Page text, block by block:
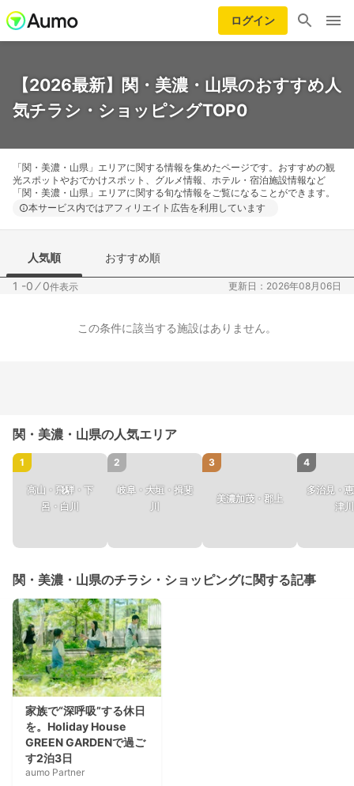
ログイン
【2026最新】関・美濃・山県のおすすめ人
気チラシ・ショッピングTOP0
「関・美濃・山県」エリアに関する情報を集めたページです。おすすめの観
光スポットやおでかけスポット、グルメ情報、ホテル・宿泊施設情報など
「関・美濃・山県」エリアに関する旬な情報をご覧になることができます。
本サービス内ではアフィリエイト広告を利用しています
人気順 おすすめ順
1 -0 ⁄0件表示 更新日：2026年08月06日
この条件に該当する施設はありません。
関・美濃・山県の人気エリア
1
高山・飛騨・下
呂・白川
2
岐阜・大垣・揖斐
川
3
美濃加茂・郡上
4
多治見・
津川
関・美濃・山県のチラシ・ショッピングに関する記事
家族で“深呼吸”する休日
を。Holiday House
GREEN GARDENで過ご
す2泊3日
aumo Partner